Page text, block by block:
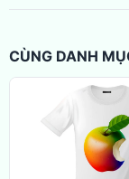
CÙNG DANH